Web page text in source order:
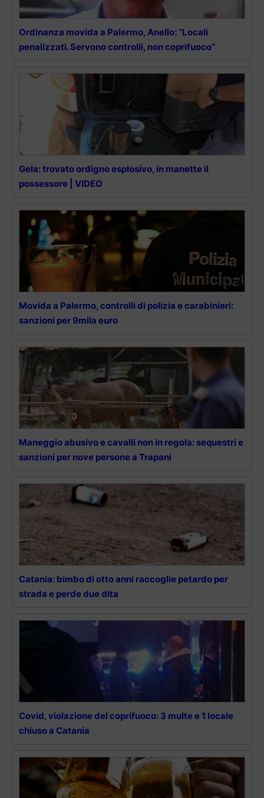
Ordinanza movida a Palermo, Anello: “Locali
penalizzati. Servono controlli, non coprifuoco”
Gela: trovato ordigno esplosivo, in manette il
possessore | VIDEO
Movida a Palermo, controlli di polizia e carabinieri:
sanzioni per 9mila euro
Maneggio abusivo e cavalli non in regola: sequestri e
sanzioni per nove persone a Trapani
Catania: bimbo di otto anni raccoglie petardo per
strada e perde due dita
Covid, violazione del coprifuoco: 3 multe e 1 locale
chiuso a Catania